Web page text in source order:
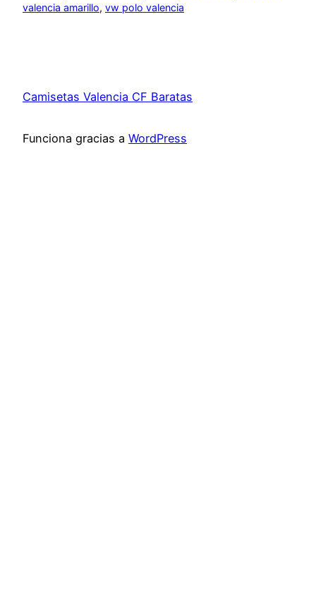
valencia amarillo, vw polo valencia
Camisetas Valencia CF Baratas
Funciona gracias a WordPress